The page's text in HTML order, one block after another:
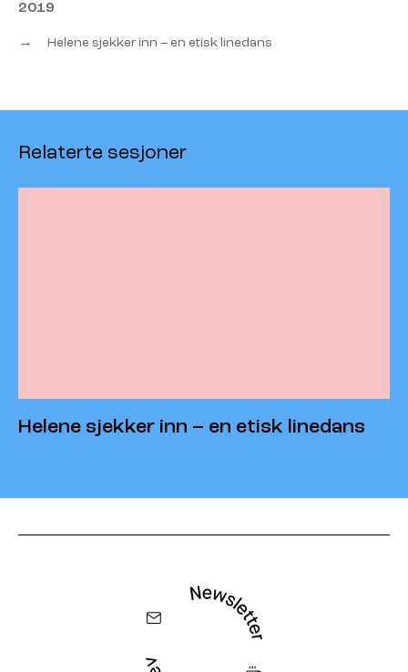
2019
→ Helene sjekker inn – en etisk linedans
Relaterte sesjoner
Helene sjekker inn – en etisk linedans